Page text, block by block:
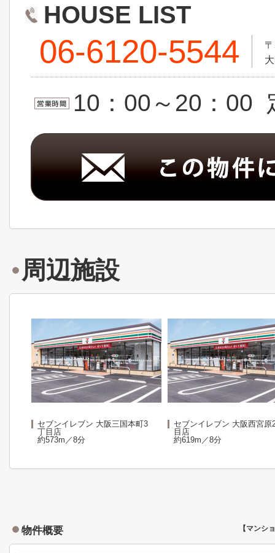
HOUSE LIST
06-6120-5544
10：00～20：00
周辺施設
セブンイレブン 大阪三国本町3
丁目店
約573m／8分
セブンイレブン 大阪西宮原
目店
約619m／8分
物件概要 【マンシ